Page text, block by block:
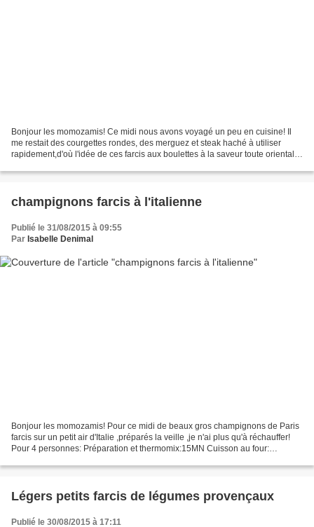
Bonjour les momozamis! Ce midi nous avons voyagé un peu en cuisine! Il
me restait des courgettes rondes, des merguez et steak haché à utiliser
rapidement,d'où l'idée de ces farcis aux boulettes à la saveur toute orientale
champignons farcis à l'italienne
Publié le 31/08/2015 à 09:55
Par Isabelle Denimal
Bonjour les momozamis! Pour ce midi de beaux gros champignons de Paris
farcis sur un petit air d'Italie ,préparés la veille ,je n'ai plus qu'à réchauffer!
Pour 4 personnes: Préparation et thermomix:15MN Cuisson au four:
Légers petits farcis de légumes provençaux
Publié le 30/08/2015 à 17:11